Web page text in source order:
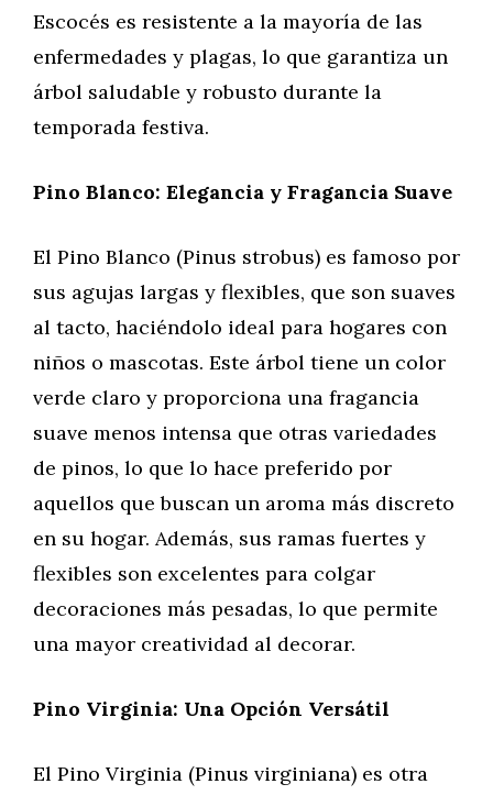
Escocés es resistente a la mayoría de las
enfermedades y plagas, lo que garantiza un
árbol saludable y robusto durante la
temporada festiva.
Pino Blanco: Elegancia y Fragancia Suave
El Pino Blanco (Pinus strobus) es famoso por
sus agujas largas y flexibles, que son suaves
al tacto, haciéndolo ideal para hogares con
niños o mascotas. Este árbol tiene un color
verde claro y proporciona una fragancia
suave menos intensa que otras variedades
de pinos, lo que lo hace preferido por
aquellos que buscan un aroma más discreto
en su hogar. Además, sus ramas fuertes y
flexibles son excelentes para colgar
decoraciones más pesadas, lo que permite
una mayor creatividad al decorar.
Pino Virginia: Una Opción Versátil
El Pino Virginia (Pinus virginiana) es otra